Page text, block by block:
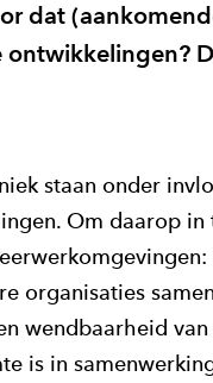
dat
ontwikkelingen?
staan onder
Om daarop in
organisaties
wendbaarheid
is in